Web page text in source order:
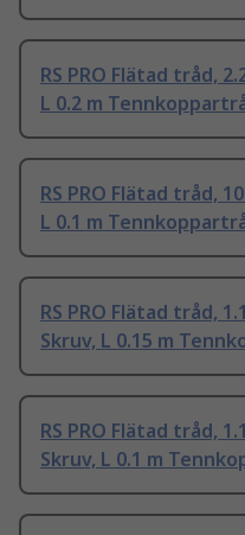
RS PRO Flätad tråd,
L 0.2 m
RS PRO Flätad tråd,
L 0.1 m
RS PRO Flätad tråd,
Skruv, L 0.15 m
RS PRO Flätad tråd,
Skruv, L 0.1 m